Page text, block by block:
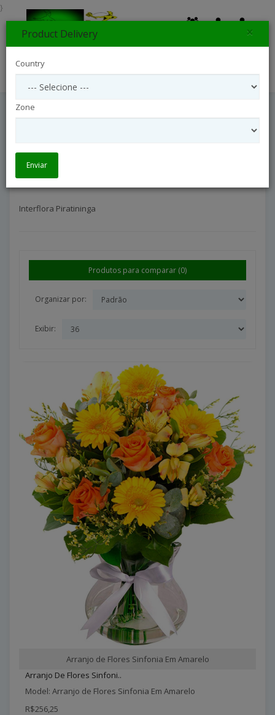
Interflora Piratininga
Interflora Piratininga
Produtos para comparar (0)
Organizar por:
Exibir:
Arranjo de Flores Sinfonia Em Amarelo
Arranjo De Flores Sinfoni..
Model: Arranjo de Flores Sinfonia Em Amarelo
R$256,25
}
Product Delivery ×
Country
Zone
Enviar